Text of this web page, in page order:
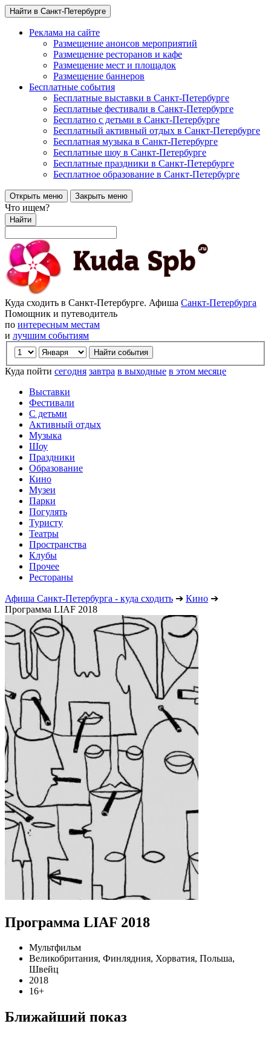
Найти в Санкт-Петербурге
Реклама на сайте
Размещение анонсов мероприятий
Размещение ресторанов и кафе
Размещение мест и площадок
Размещение баннеров
Бесплатные события
Бесплатные выставки в Санкт-Петербурге
Бесплатные фестивали в Санкт-Петербурге
Бесплатно с детьми в Санкт-Петербурге
Бесплатный активный отдых в Санкт-Петербурге
Бесплатная музыка в Санкт-Петербурге
Бесплатные шоу в Санкт-Петербурге
Бесплатные праздники в Санкт-Петербурге
Бесплатное образование в Санкт-Петербурге
Открыть меню Закрыть меню
Что ищем?
Найти
Куда сходить в Санкт-Петербурге. Афиша Санкт-Петербурга
Помощник и путеводитель
по интересным местам
и лучшим событиям
Куда пойти сегодня завтра в выходные в этом месяце
Выставки
Фестивали
С детьми
Активный отдых
Музыка
Шоу
Праздники
Образование
Кино
Музеи
Парки
Погулять
Туристу
Театры
Пространства
Клубы
Прочее
Рестораны
Афиша Санкт-Петербурга - куда сходить ➔ Кино ➔
Программа LIAF 2018
Программа LIAF 2018
Мультфильм
Великобритания, Финлядния, Хорватия, Польша,
Швейц
2018
16+
Ближайший показ